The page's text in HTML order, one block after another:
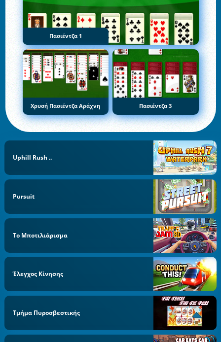
Πασιέντζα 1
Χρυσή Πασιέντζα Αράχνη Πασιέντζα 3
Uphill Rush ..
Pursuit
Το Μποτιλιάρισμα
Έλεγχος Κίνησης
Τμήμα Πυροσβεστικής